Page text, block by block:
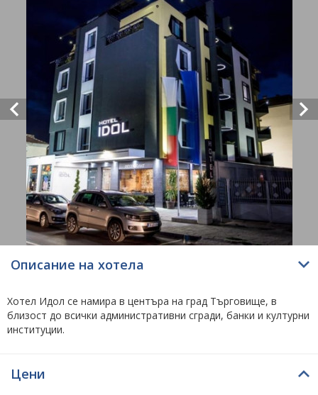
Описание на хотела
Хотел Идол се намира в центъра на град Търговище, в
близост до всички административни сгради, банки и културни
институции.
бизнес и най-ярките иновации на обслужващата сфера.
Желанието ни е да накараме всеки от Вас да се почувства
Цени